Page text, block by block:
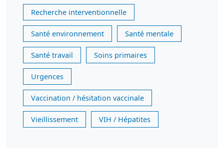
Recherche interventionnelle
Santé environnement Santé mentale
Santé travail Soins primaires
Urgences
Vaccination / hésitation vaccinale
Vieillissement VIH / Hépatites